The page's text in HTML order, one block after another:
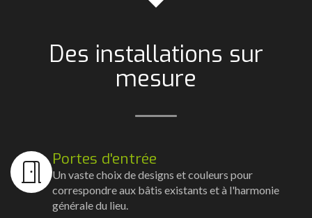
Des installations sur
mesure
Portes d'entrée
Un vaste choix de designs et couleurs pour
correspondre aux bâtis existants et à l'harmonie
générale du lieu.